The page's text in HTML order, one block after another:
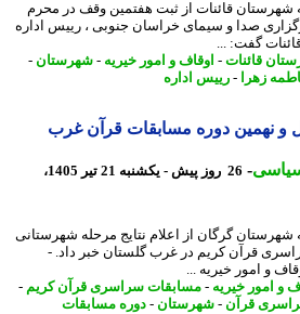
قائنات از ثبت هفتمین وقف در محرم
صدا و سیمای خراسان جنوبی ، رییس اداره
گفت: ...
قائنات-اوقاف و امور خیریه- شهرستان-
-رییس اداره
نهمین دوره مسابقات قرآن غرب
-
26 روز پیش - یکشنبه 21 تیر 1405،
گرگان از اعلام نتایج مرحله شهرستانی
قرآن کریم در غرب گلستان خبر داد. -
امور خیریه ...
خیریه- مسابقات سراسری قرآن کریم-
قرآن- شهرستان-دوره مسابقات